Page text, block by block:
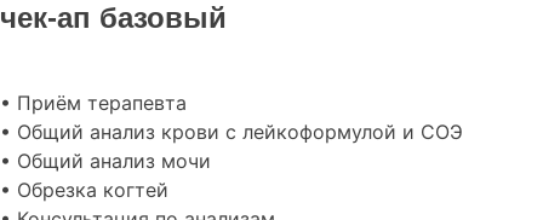
чек-ап базовый
• Приём терапевта
• Общий анализ крови с лейкоформулой и СОЭ
• Общий анализ мочи
• Обрезка когтей